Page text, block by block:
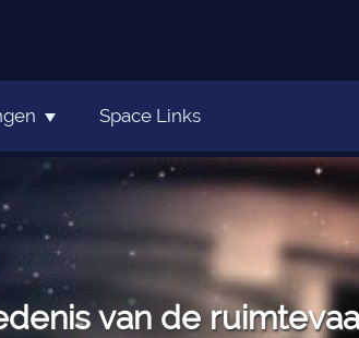
van de
Space Links